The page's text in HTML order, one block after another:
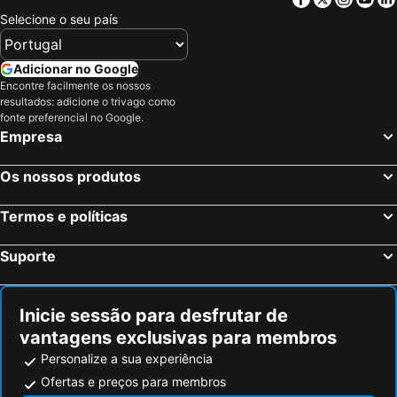
B&B Park7 Wavre - Leuven
Greet Brussels Airport Zaventem
Bruxelas, Região de Bruxelas-Capital Hotéis
Brugges, Flandres Hotéis
Antuérpia, Flandres Hotéis
Elsene-Ixelles, Região de Bruxelas-Capital Hotéis
Lille, Norte Estreito de Calé Hotéis
Machelen, Flandres Hotéis
Leuven, Flandres Hotéis
Selecione o seu país
Adicionar no Google
Encontre facilmente os nossos
resultados: adicione o trivago como
fonte preferencial no Google.
Empresa
Os nossos produtos
Termos e políticas
Suporte
Inicie sessão para desfrutar de
vantagens exclusivas para membros
Personalize a sua experiência
Ofertas e preços para membros